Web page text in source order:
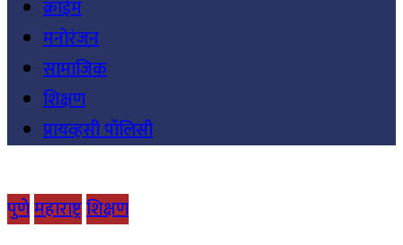
क्राईम
मनोरंजन
सामाजिक
शिक्षण
प्रायव्हसी पॉलिसी
पुणेमहाराष्ट्रशिक्षण